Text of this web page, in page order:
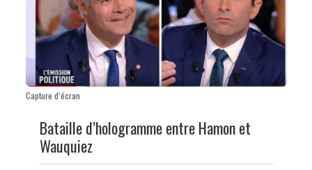
Capture d’écran
Bataille d’hologramme entre Hamon et
Wauquiez